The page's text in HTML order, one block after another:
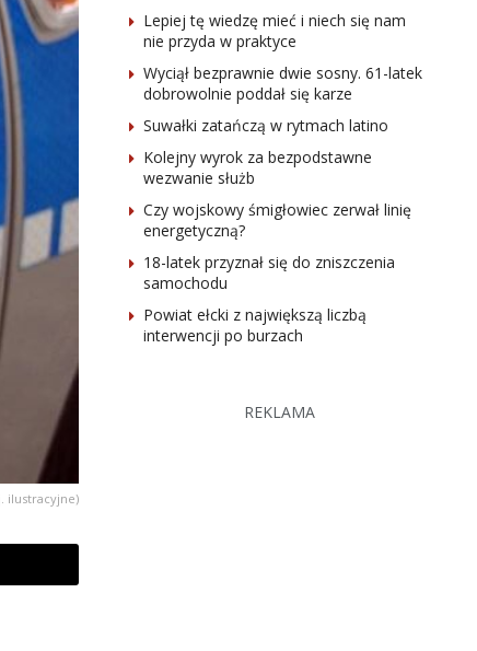
ilustracyjne)
Lepiej tę wiedzę mieć i niech się nam
nie przyda w praktyce
Wyciął bezprawnie dwie sosny. 61-latek
dobrowolnie poddał się karze
Suwałki zatańczą w rytmach latino
Kolejny wyrok za bezpodstawne
wezwanie służb
Czy wojskowy śmigłowiec zerwał linię
energetyczną?
18-latek przyznał się do zniszczenia
samochodu
Powiat ełcki z największą liczbą
interwencji po burzach
REKLAMA